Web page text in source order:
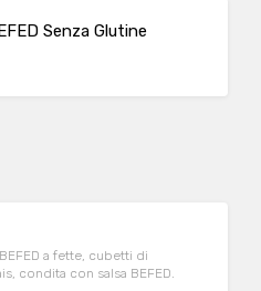
Senza Glutine
a fette, cubetti di
condita con salsa BEFED.